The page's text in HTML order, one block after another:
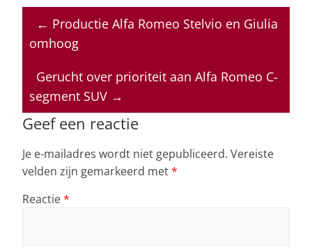
at
s
p
p
c
e
b
o
o
k
k
e
n
re
a
s
ai
l
← Productie Alfa Romeo Stelvio en Giulia
omhoog
Gerucht over prioriteit aan Alfa Romeo C-
segment SUV →
Geef een reactie
Je e-mailadres wordt niet gepubliceerd. Vereiste
velden zijn gemarkeerd met*
Reactie*